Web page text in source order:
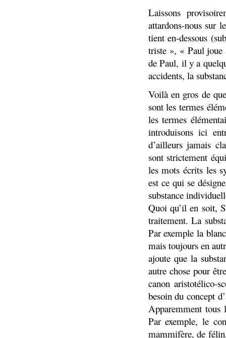
Laissons
attardons-nous sur
tient en-dessous
triste », « Paul joue
de Paul, il y a
accidents, la
Voilà en gros de
sont les termes
les termes
introduisons ici
d’ailleurs jamais
sont strictement
les mots écrits les
est ce qui se
substance
Quoi qu’il en soit,
traitement. La
Par exemple la
mais toujours en
ajoute que la
autre chose pour
canon aristotélico-
besoin du concept
Apparemment tous
Par exemple, le
mammifère, de